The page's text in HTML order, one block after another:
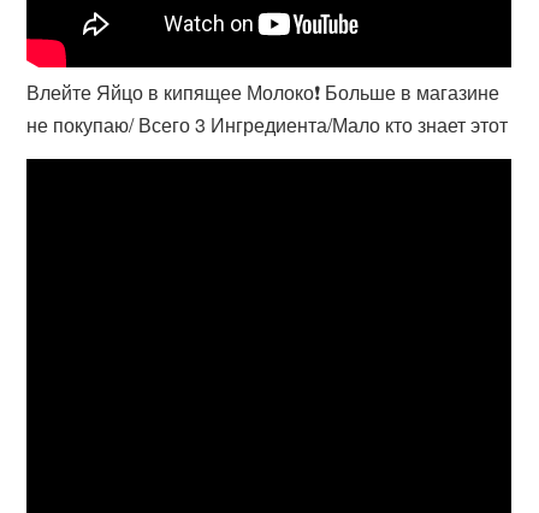
Влейте Яйцо в кипящее Молоко❗ Больше в магазине
не покупаю/ Всего 3 Ингредиента/Мало кто знает этот